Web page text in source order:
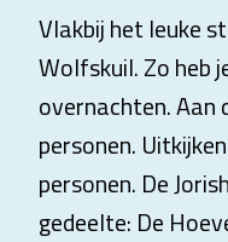
Vlakbij het leuke
Wolfskuil. Zo heb
overnachten. Aan
personen.
personen. De
gedeelte: De